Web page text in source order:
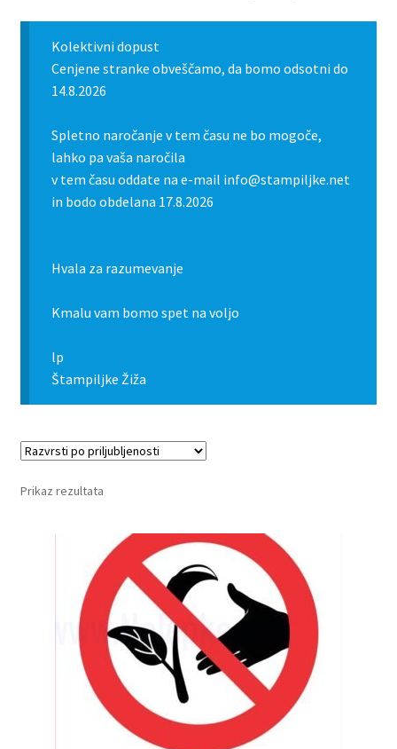
Košarica
Kolektivni dopust
Cenjene stranke obveščamo, da bomo odsotni do
14.8.2026
Spletno naročanje v tem času ne bo mogoče,
lahko pa vaša naročila
v tem času oddate na e-mail info@stampiljke.net
in bodo obdelana 17.8.2026
Hvala za razumevanje
Kmalu vam bomo spet na voljo
lp
Štampiljke Žiža
Prikaz rezultata